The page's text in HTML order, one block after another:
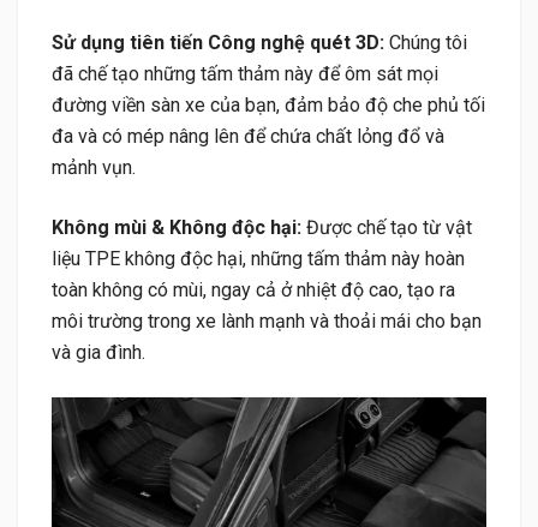
Sử dụng tiên tiến Công nghệ quét 3D: Chúng tôi
đã chế tạo những tấm thảm này để ôm sát mọi
đường viền sàn xe của bạn, đảm bảo độ che phủ tối
đa và có mép nâng lên để chứa chất lỏng đổ và
mảnh vụn.
Không mùi & Không độc hại: Được chế tạo từ vật
liệu TPE không độc hại, những tấm thảm này hoàn
toàn không có mùi, ngay cả ở nhiệt độ cao, tạo ra
môi trường trong xe lành mạnh và thoải mái cho bạn
và gia đình.